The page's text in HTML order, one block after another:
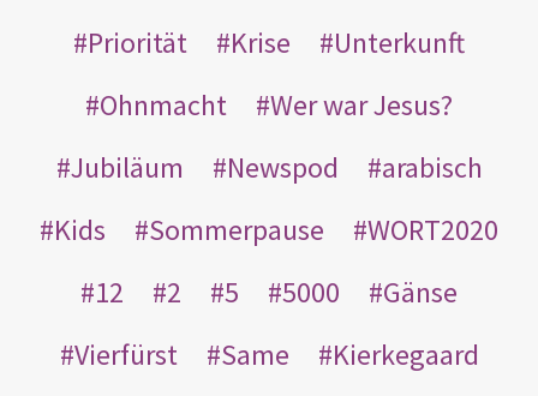
Priorität
Krise
Unterkunft
Ohnmacht
Wer war Jesus?
Jubiläum
Newspod
arabisch
Kids
Sommerpause
WORT2020
12
2 5 5000
Gänse
Vierfürst
Same
Kierkegaard